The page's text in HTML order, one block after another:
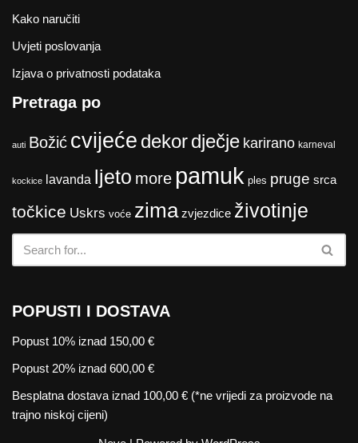
Kako naručiti
Uvjeti poslovanja
Izjava o privatnosti podataka
Pretraga po
auti Božić cvijeće dekordječje karirano karneval
kockice lavanda ljeto more pamuk ples pruge srca
točkice Uskrs voće zima zvjezdice životinje
POPUSTI I DOSTAVA
Popust 10% iznad 150,00 €
Popust 20% iznad 600,00 €
Besplatna dostava iznad 100,00 € (*ne vrijedi za proizvode na
trajno niskoj cijeni)